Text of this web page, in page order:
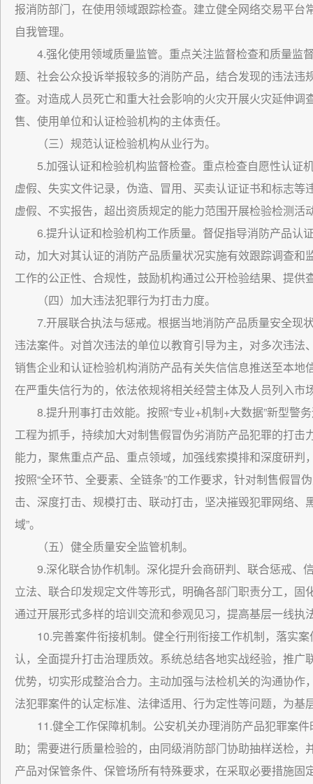
报消防部门，在使用领域跟踪检查。建立健全网络交易平
自我管理。
4.强化使用领域质量监管。重点关注监督检查和质量监
题、社会公众投诉举报较多的消防产品，结合发现的违法
查。对造成人员死亡和重大社会影响的火灾开展火灾延伸
售、使用单位和认证检验机构的主体责任。
（三）规范认证检验机构从业行为。
5.加强认证和检验机构监督检查。重点检查自愿性认证
虚假、失实文件记录，伪造、冒用、买卖认证证书和标志
虚假、不实报告，超出资质规定的能力范围开展检验检测活
6.提升认证和检验机构工作质量。督促指导消防产品认
动，加大对其认证的消防产品质量状况实施有效跟踪调查
工作的公正性、合规性，鼓励机构通过公开检验结果、提供
（四）加大违法犯罪行为打击力度。
7.开展联合执法与惩戒。根据当地消防产品质量安全现
违法案件。对首次违法的单位以教育引导为主，对多次违
销售企业和认证检验机构消防产品有关失信信息推送至本
在严重失信行为的，依法依规将相关经营主体及人员列入
8.提升刑事打击效能。按照“专业+机制+大数据”新型警
工程为抓手，持续加大对制售假冒伪劣消防产品犯罪的打
能力，聚焦重点产品、重点领域，加强线索摸排和深度研
按照“全环节、全要素、全链条”的工作要求，针对制售假冒
击、深度打击、规模打击、联动打击，坚决摧毁犯罪网络、
域”。
（五）健全质量安全监管机制。
9.深化联合协作机制。深化提升会商研判、联合惩戒、
立法、联合印发规定文件等形式，明确各部门职责分工，
通过开展形式多样的培训交流和参观见习，提高基层一线
10.完善案件衔接机制。健全行刑衔接工作机制，落实
认，全面提升打击治理质效。系统总结各地实战经验，推
优势，切实形成整治合力。主动加强与法检机关的沟通协
法犯罪案件的认定标准、法律适用、行为定性等问题，为
11.健全工作保障机制。公安机关办理消防产品犯罪案
助；需要进行质量检验的，由同级消防部门协助抽样送检
产品对保管条件、保管场所有特殊要求，在采取必要措施